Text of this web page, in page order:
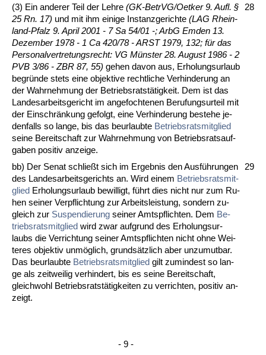
(3) Ein an­de­rer Teil der Leh­re (GK-Be­trVG/Oet­ker 9. Aufl. §
25 Rn. 17) und mit ihm ei­ni­ge In­stanz­ge­rich­te (LAG Rhein­
land-Pfalz 9. April 2001 - 7 Sa 54/01 -; ArbG Em­den 13.
De­zem­ber 1978 - 1 Ca 420/78 - ARST 1979, 132; für das
Per­so­nal­ver­tre­tungs­recht: VG Müns­ter 28. Au­gust 1986 - 2
PVB 3/86 - ZBR 87, 55) ge­hen da­von aus, Er­ho­lungs­ur­laub
be­gründe stets ei­ne ob­jek­ti­ve recht­li­che Ver­hin­de­rung an
der Wahr­neh­mung der Be­triebs­ratstätig­keit. Dem ist das
Lan­des­ar­beits­ge­richt im an­ge­foch­te­nen Be­ru­fungs­ur­teil mit
der Ein­schrän­kung ge­folgt, ei­ne Ver­hin­de­rung be­ste­he je­
den­falls so lan­ge, bis das be­ur­laub­te Be­triebs­rats­mit­glied
sei­ne Be­reit­schaft zur Wahr­neh­mung von Be­triebs­rats­auf­
ga­ben po­si­tiv an­zei­ge.
28
bb) Der Se­nat schließt sich im Er­geb­nis den Ausführun­gen
des Lan­de­sar­beits­ge­richts an. Wird ei­nem Be­triebs­rats­mit­
glied Er­ho­lungs­ur­laub be­wil­ligt, führt dies nicht nur zum Ru­
hen sei­ner Ver­pflich­tung zur Ar­beits­leis­tung, son­dern zu­
gleich zur Su­s­pen­die­rung sei­ner Amts­pflich­ten. Dem Be­
triebs­rats­mit­glied wird zwar auf­grund des Er­ho­lungs­ur­
laubs die Ver­rich­tung sei­ner Amts­pflich­ten nicht oh­ne Wei­
te­res ob­jek­tiv unmöglich, grundsätz­lich aber un­zu­mut­bar.
Das be­ur­laub­te Be­triebs­rats­mit­glied gilt zu­min­dest so lan­
ge als zeit­wei­lig ver­hin­dert, bis es sei­ne Be­reit­schaft,
gleich­wohl Be­triebs­ratstätig­kei­ten zu ver­rich­ten, po­si­tiv an­
zeigt.
- 9 -
29